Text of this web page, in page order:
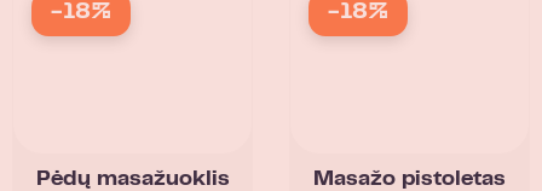
-18%
Pėdų masažuoklis
-18%
Masažo pistoletas